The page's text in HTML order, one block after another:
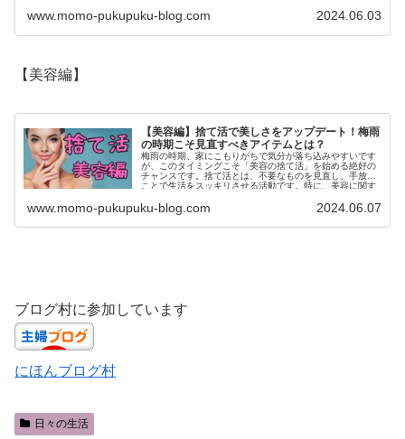
www.momo-pukupuku-blog.com 2024.06.03
【美容編】
【美容編】捨て活で美しさをアップデート！梅雨
の時期こそ見直すべきアイテムとは？
梅雨の時期、家にこもりがちで気分が落ち込みやすいです
が、このタイミングこそ「美容の捨て活」を始める絶好の
チャンスです。捨て活とは、不要なものを見直し、手放す
ことで生活をスッキリさせる活動です。特に、美容に関す
www.momo-pukupuku-blog.com 2024.06.07
ブログ村に参加しています
にほんブログ村
日々の生活